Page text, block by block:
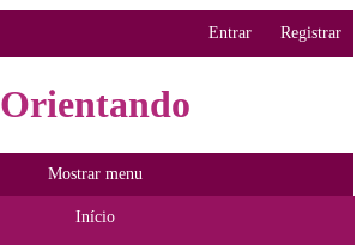
Entrar Registrar
Orientando
Mostrar menu
Início